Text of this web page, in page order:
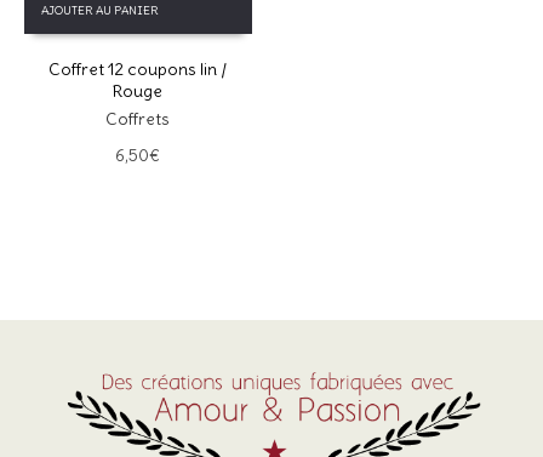
AJOUTER AU PANIER
Coffret 12 coupons lin /
Rouge
Coffrets
6,50€